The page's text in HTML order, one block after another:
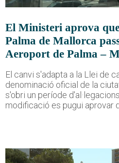
El Ministeri aprova
Palma de Mallorca
Aeroport de Palma –
El canvi s'adapta a la Llei de
denominació oficial de la
s'obri un període
modificació es pugui aprovar